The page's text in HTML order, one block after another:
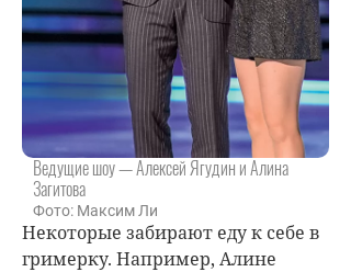
Ведущие шоу — Алексей Ягудин и Алина
Загитова
Фото: Максим Ли
Некоторые забирают еду к себе в
гримерку. Например, Алине